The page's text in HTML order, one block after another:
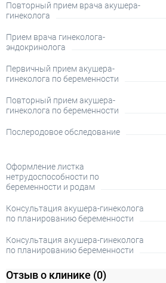
Повторный прием врача акушера-
гинеколога
Прием врача гинеколога-
эндокринолога
Первичный прием акушера-
гинеколога по беременности
Повторный прием акушера-
гинеколога по беременности
Послеродовое обследование
Оформление листка
нетрудоспособности по
беременности и родам
Консультация акушера-гинеколога
по планированию беременности
Консультация акушера-гинеколога
по планированию беременности
Отзыв о клинике (0)